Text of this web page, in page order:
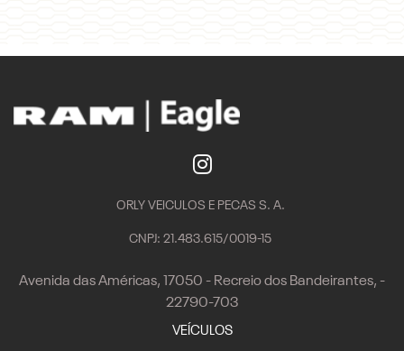
ORLY VEICULOS E PECAS S. A.
CNPJ: 21.483.615/0019-15
Avenida das Américas, 17050 - Recreio dos Bandeirantes, -
22790-703
VEÍCULOS